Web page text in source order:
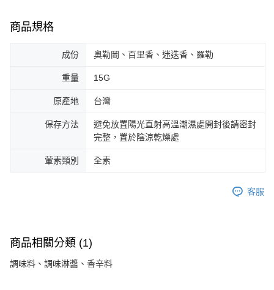
商品規格
成份 奧勒岡、百里香、迷迭香、羅勒
重量 15G
原產地 台灣
保存方法
避免放置陽光直射高溫潮濕處開封後請密封
完整，置於陰涼乾燥處
葷素類別 全素
客服
商品相關分類 (1)
調味料、調味淋醬、香辛料